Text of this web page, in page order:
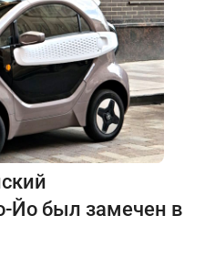
Йо был замечен в